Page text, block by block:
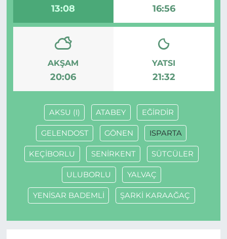
13:08 16:56
AKŞAM
20:06
YATSI
21:32
AKSU (I) ATABEY EĞİRDİR
GELENDOST GÖNEN ISPARTA
KEÇİBORLU SENİRKENT SÜTCÜLER
ULUBORLU YALVAÇ
YENİSAR BADEMLİ ŞARKİ KARAAĞAÇ